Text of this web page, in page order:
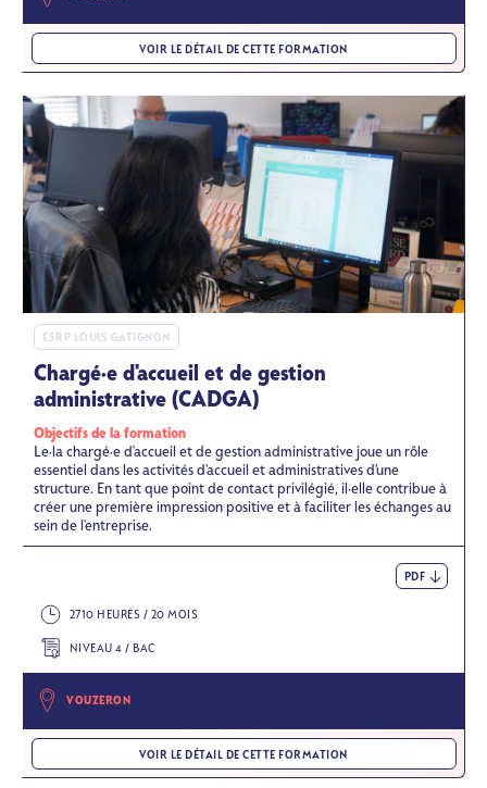
VOIR LE DÉTAIL DE CETTE FORMATION
ESRP LOUIS GATIGNON
Chargé·e d'accueil et de gestion
administrative (CADGA)
Objectifs de la formation
Le·la chargé·e d'accueil et de gestion administrative joue un rôle
essentiel dans les activités d'accueil et administratives d'une
structure. En tant que point de contact privilégié, il·elle contribue à
créer une première impression positive et à faciliter les échanges au
sein de l'entreprise.
PDF
2710 HEURES / 20 MOIS
NIVEAU 4 / BAC
VOUZERON
VOIR LE DÉTAIL DE CETTE FORMATION